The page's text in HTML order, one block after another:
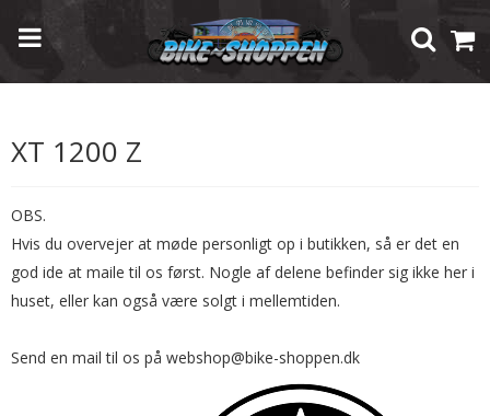
XT 1200 Z
OBS.
Hvis du overvejer at møde personligt op i butikken, så er det en
god ide at maile til os først. Nogle af delene befinder sig ikke her i
huset, eller kan også være solgt i mellemtiden.
Send en mail til os på webshop@bike-shoppen.dk